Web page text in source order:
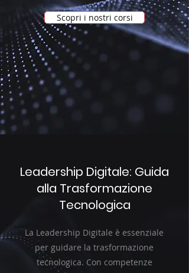
Scopri i nostri corsi
Leadership Digitale: Guida
alla Trasformazione
Tecnologica
La Leadership Digitale è essenziale
per guidare la trasformazione
tecnologica. Con competenze